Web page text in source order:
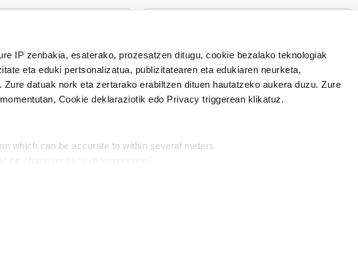
IP zenbakia, esaterako, prozesatzen ditugu, cookie bezalako teknologiak
eta eduki pertsonalizatua, publizitatearen eta edukiaren neurketa,
datuak nork eta zertarako erabiltzen dituen hautatzeko aukera duzu. Zure
Cookie deklaraziotik edo Privacy triggerean klikatuz.
which can be accurate to within several meters
Harpidetu
modu librean kontatzea da gure eginkizuna. Horretarako zure ekarpena